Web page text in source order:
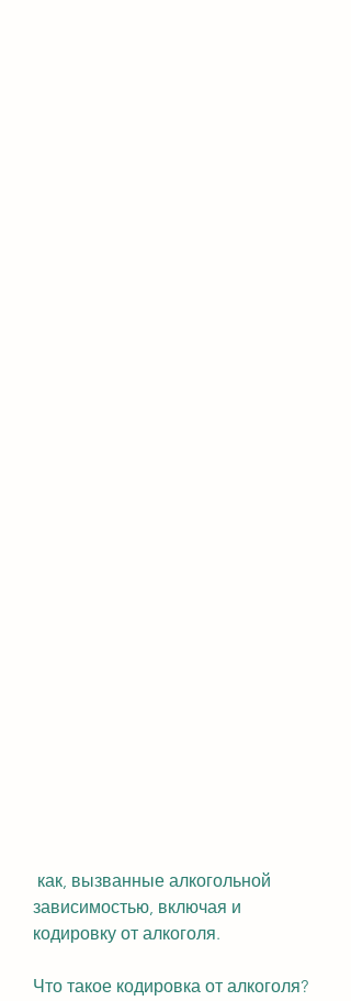
зависимостью, включая и
кодировку от алкоголя.
Что такое кодировка от алкоголя?